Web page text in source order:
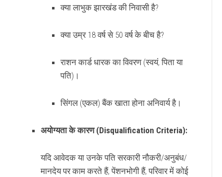
क्या लाभुक झारखंड की निवासी है?
क्या उम्र 18 वर्ष से 50 वर्ष के बीच है?
राशन कार्ड धारक का विवरण (स्वयं, पिता या
पति)।
सिंगल (एकल) बैंक खाता होना अनिवार्य है।
अयोग्यता के कारण (Disqualification Criteria):
यदि आवेदक या उनके पति सरकारी नौकरी/अनुबंध/
मानदेय पर काम करते हैं, पेंशनभोगी हैं, परिवार में कोई